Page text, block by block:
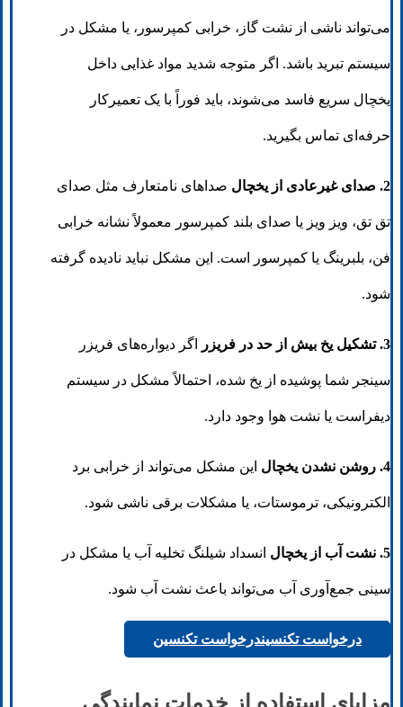
می‌تواند ناشی از نشت گاز، خرابی کمپرسور، یا مشکل در
سیستم تبرید باشد. اگر متوجه شدید مواد غذایی داخل
یخچال سریع فاسد می‌شوند، باید فوراً با یک تعمیرکار
حرفه‌ای تماس بگیرید.
2. صدای غیرعادی از یخچال صداهای نامتعارف مثل صدای
تق تق، ویز ویز یا صدای بلند کمپرسور معمولاً نشانه خرابی
فن، بلبرینگ یا کمپرسور است. این مشکل نباید نادیده گرفته
شود.
3. تشکیل یخ بیش از حد در فریزر اگر دیواره‌های فریزر
سینجر شما پوشیده از یخ شده، احتمالاً مشکل در سیستم
دیفراست یا نشت هوا وجود دارد.
4. روشن نشدن یخچال این مشکل می‌تواند از خرابی برد
الکترونیکی، ترموستات، یا مشکلات برقی ناشی شود.
5. نشت آب از یخچال انسداد شیلنگ تخلیه آب یا مشکل در
سینی جمع‌آوری آب می‌تواند باعث نشت آب شود.
درخواست تکنسیندرخواست تکنسین
مزایای استفاده از خدمات نمایندگی